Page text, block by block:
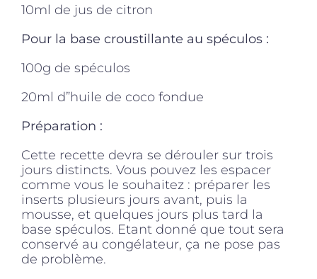
10ml de jus de citron
Pour la base croustillante au spéculos :
100g de spéculos
20ml d”huile de coco fondue
Préparation :
Cette recette devra se dérouler sur trois
jours distincts. Vous pouvez les espacer
comme vous le souhaitez : préparer les
inserts plusieurs jours avant, puis la
mousse, et quelques jours plus tard la
base spéculos. Etant donné que tout sera
conservé au congélateur, ça ne pose pas
de problème.